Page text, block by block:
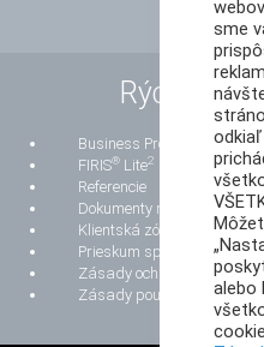
Rýchle
Business Process
FIRIS® Lite2
Referencie
Dokumenty na stiahnutie
Klientská zóna
Prieskum spokojnosti
Zásady ochrany osobných
Zásady používania
sme
alebo